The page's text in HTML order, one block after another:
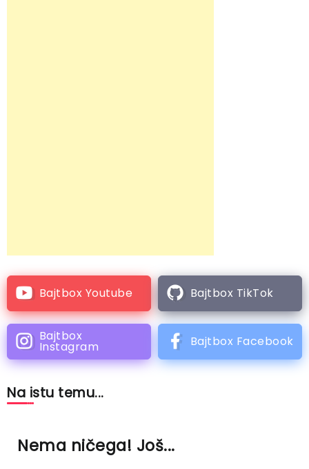
Bajtbox Youtube Bajtbox TikTok
Bajtbox
Instagram Bajtbox Facebook
Na istu temu...
Nema ničega! Još...